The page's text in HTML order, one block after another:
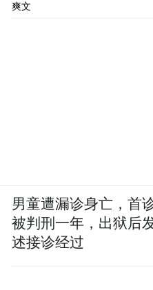
爽文
男童遭漏诊身亡，首
被判刑一年，出狱后
述接诊经过